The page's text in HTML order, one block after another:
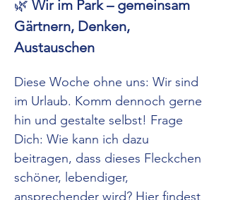
🌿 Wir im Park – gemeinsam
Gärtnern, Denken,
Austauschen
Diese Woche ohne uns: Wir sind
im Urlaub. Komm dennoch gerne
hin und gestalte selbst! Frage
Dich: Wie kann ich dazu
beitragen, dass dieses Fleckchen
schöner, lebendiger,
ansprechender wird? Hier findest